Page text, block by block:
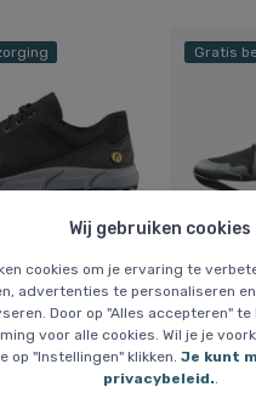
Wij gebruiken cookies
cookies om je ervaring te
advertenties te personaliseren
Door op "Alles accepteren" te
voor alle cookies. Wil je je
op "Instellingen" klikken. Je kunt
privacybeleid.
Trektoes,
Gratis
Joe
Addict,
146